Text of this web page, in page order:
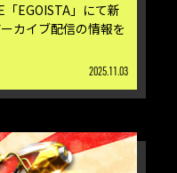
「EGOISTA」にて新
カイブ配信の情報を
2025.11.03